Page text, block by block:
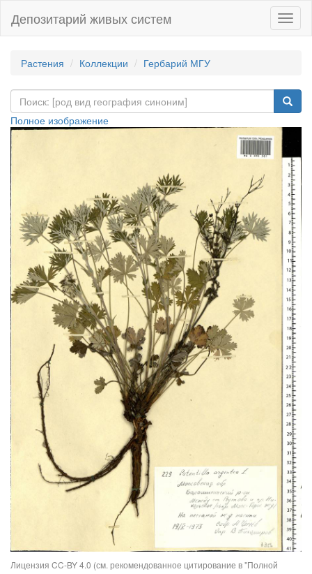
Депозитарий живых систем
Растения Коллекции Гербарий МГУ
Полное изображение
Лицензия CC-BY 4.0 (см. рекомендованное цитирование в "Полной